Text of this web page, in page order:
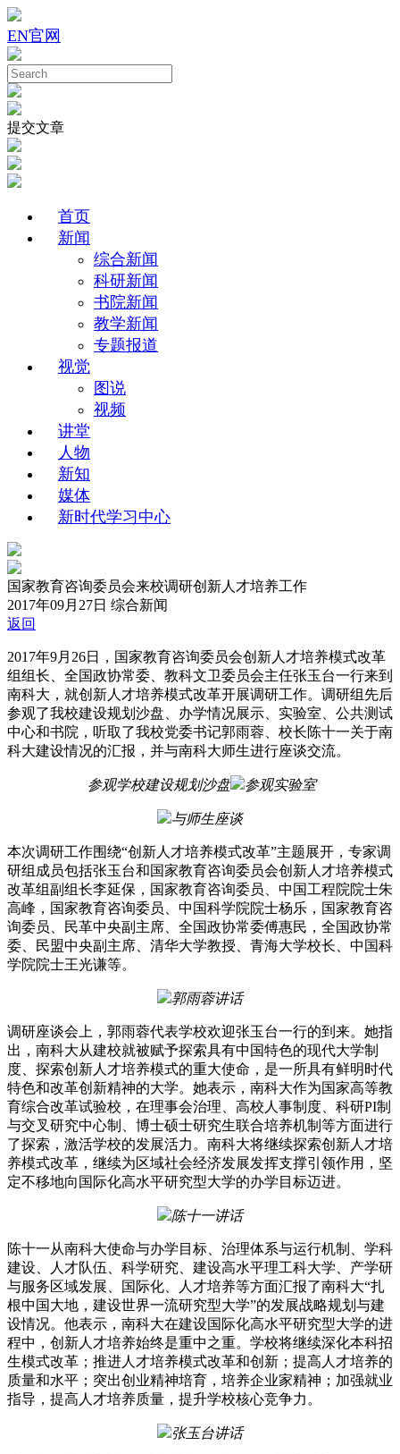
EN官网
提交文章
首页
新闻
综合新闻
科研新闻
书院新闻
教学新闻
专题报道
视觉
图说
视频
讲堂
人物
新知
媒体
新时代学习中心
国家教育咨询委员会来校调研创新人才培养工作
2017年09月27日 综合新闻
返回
2017年9月26日，国家教育咨询委员会创新人才培养模式改革
组组长、全国政协常委、教科文卫委员会主任张玉台一行来到
南科大，就创新人才培养模式改革开展调研工作。调研组先后
参观了我校建设规划沙盘、办学情况展示、实验室、公共测试
中心和书院，听取了我校党委书记郭雨蓉、校长陈十一关于南
科大建设情况的汇报，并与南科大师生进行座谈交流。
参观学校建设规划沙盘 参观实验室
与师生座谈
本次调研工作围绕“创新人才培养模式改革”主题展开，专家调
研组成员包括张玉台和国家教育咨询委员会创新人才培养模式
改革组副组长李延保，国家教育咨询委员、中国工程院院士朱
高峰，国家教育咨询委员、中国科学院院士杨乐，国家教育咨
询委员、民革中央副主席、全国政协常委傅惠民，全国政协常
委、民盟中央副主席、清华大学教授、青海大学校长、中国科
学院院士王光谦等。
郭雨蓉讲话
调研座谈会上，郭雨蓉代表学校欢迎张玉台一行的到来。她指
出，南科大从建校就被赋予探索具有中国特色的现代大学制
度、探索创新人才培养模式的重大使命，是一所具有鲜明时代
特色和改革创新精神的大学。她表示，南科大作为国家高等教
育综合改革试验校，在理事会治理、高校人事制度、科研PI制
与交叉研究中心制、博士硕士研究生联合培养机制等方面进行
了探索，激活学校的发展活力。南科大将继续探索创新人才培
养模式改革，继续为区域社会经济发展发挥支撑引领作用，坚
定不移地向国际化高水平研究型大学的办学目标迈进。
陈十一讲话
陈十一从南科大使命与办学目标、治理体系与运行机制、学科
建设、人才队伍、科学研究、建设高水平理工科大学、产学研
与服务区域发展、国际化、人才培养等方面汇报了南科大“扎
根中国大地，建设世界一流研究型大学”的发展战略规划与建
设情况。他表示，南科大在建设国际化高水平研究型大学的进
程中，创新人才培养始终是重中之重。学校将继续深化本科招
生模式改革；推进人才培养模式改革和创新；提高人才培养的
质量和水平；突出创业精神培育，培养企业家精神；加强就业
指导，提高人才培养质量，提升学校核心竞争力。
张玉台讲话